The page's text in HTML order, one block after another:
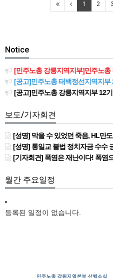
1 2 3
Notice
[민주노총 강릉지역지부]민주노총 강릉지
[공고]민주노총 태백정선지역지부
[공고]민주노총 강릉지역지부 12기
보도/기자회견
[성명] 막을 수 있었던 죽음, HL만도가 책임져라 : 청년노동자
[성명] 통일교 불법 정치자금 수수 권
[기자회견] 폭염은 재난이다! 폭염으로부터 안전한 일터를 위
월간 주요일정
등록된 일정이 없습니다.